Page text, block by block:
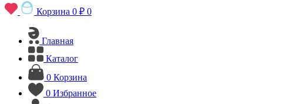
Корзина 0 ₽ 0
Главная
Каталог
0 Корзина
0 Избранное